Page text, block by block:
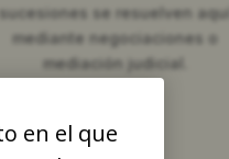
sucesiones se resuelven aquí
mediante negociaciones o
mediación judicial.
en el que